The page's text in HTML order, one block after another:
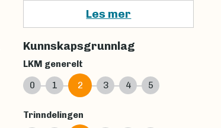
Les mer
Kunnskapsgrunnlag
LKM generelt
0
1 2 3 4 5
Trinndelingen